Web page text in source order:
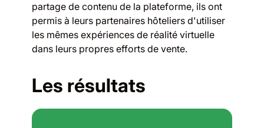
partage de contenu de la plateforme, ils ont
permis à leurs partenaires hôteliers d'utiliser
les mêmes expériences de réalité virtuelle
dans leurs propres efforts de vente.
Les résultats